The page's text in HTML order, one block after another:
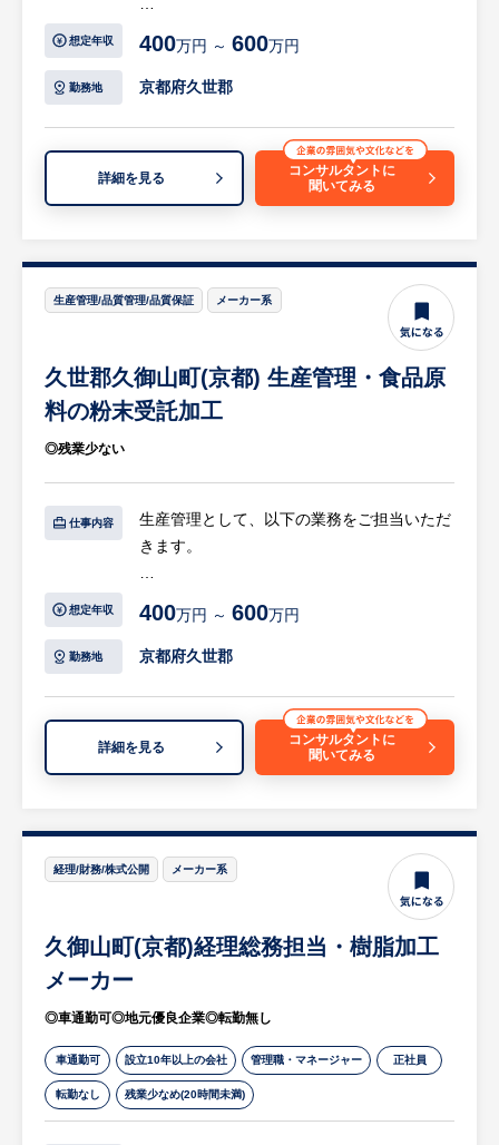
・社内システムの企画・導入・保守・運用、
IT支援
・ヘルプデスク（社員からのITに関する問い
合わせ対応）
等
※詳細は面談時にお伝えします
・食品・健康食品の原材料に対する粉砕・殺
菌・異物除去・混合・小分け・分析といった
品質な粉末に加工しています。
・原料本来の特性を損なわない微粉砕技術と
多工程を一括で行う加工力に強みがあり、食
実績を持つ点が競合との差別化です。
想定年収 400万円 ～ 600万円
勤務地 京都府久世郡
詳細を見る
コンサルタントに
聞いてみる
生産管理/品質管理/品質保証 メーカー系
久世郡久御山町(京都) 生産管理・食品原
料の粉末受託加工
◎残業少ない
仕事内容
生産管理として、以下の業務をご担当いただ
きます。
・生産管理業務
・生産計画の策定、生産計画に伴う進捗管理
・業務指導（手順書の作成、手順書の見直
し）
【求人担当コメント】
・食品・健康食品の原材料に対する粉砕・殺
菌・異物除去・混合・小分け・分析といった
受託粉体加工サービスを提供するメーカーで
・原料本来の特性を損なわない微粉砕技術と
多工程を一括で行う加工力に強みがあり、食
品・健康食品業界からの受託加工で信頼を得
ています。高度な品質管理体制と豊富な加工
想定年収 400万円 ～ 600万円
勤務地 京都府久世郡
詳細を見る
コンサルタントに
聞いてみる
経理/財務/株式公開 メーカー系
久御山町(京都)経理総務担当・樹脂加工
メーカー
◎車通勤可◎地元優良企業◎転勤無し
車通勤可 設立10年以上の会社 管理職・マネージャー 正社員
転勤なし 残業少なめ(20時間未満)